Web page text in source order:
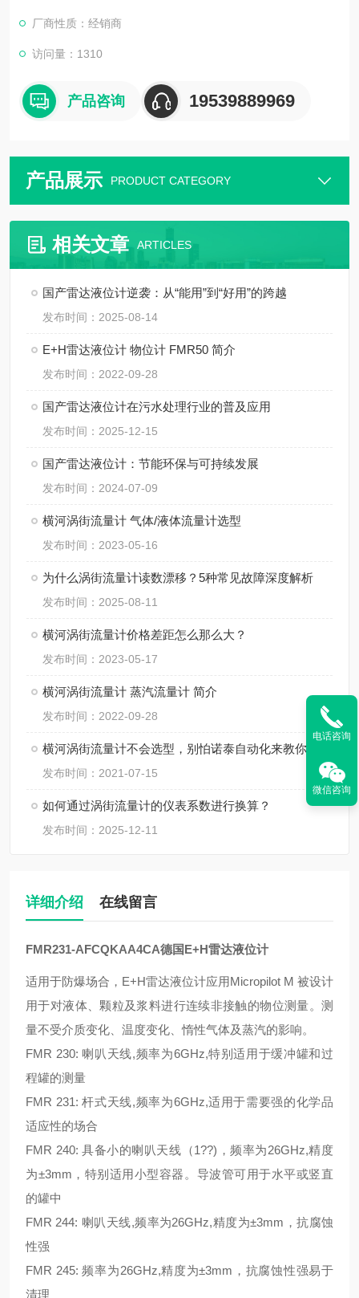
厂商性质：经销商
访问量：1310
产品咨询 19539889969
产品展示 PRODUCT CATEGORY
相关文章 ARTICLES
国产雷达液位计逆袭：从“能用”到“好用”的跨越
发布时间：2025-08-14
E+H雷达液位计 物位计 FMR50 简介
发布时间：2022-09-28
国产雷达液位计在污水处理行业的普及应用
发布时间：2025-12-15
国产雷达液位计：节能环保与可持续发展
发布时间：2024-07-09
横河涡街流量计 气体/液体流量计选型
发布时间：2023-05-16
为什么涡街流量计读数漂移？5种常见故障深度解析
发布时间：2025-08-11
横河涡街流量计价格差距怎么那么大？
发布时间：2023-05-17
横河涡街流量计 蒸汽流量计 简介
发布时间：2022-09-28
横河涡街流量计不会选型，别怕诺泰自动化来教你！
发布时间：2021-07-15
如何通过涡街流量计的仪表系数进行换算？
发布时间：2025-12-11
详细介绍 在线留言
FMR231-AFCQKAA4CA德国E+H雷达液位计
适用于防爆场合， E+H雷达液位计应用Micropilot M 被设计
用于对液体、颗粒及浆料进行连续非接触的物位测量。测
量不受介质变化、温度变化、惰性气体及蒸汽的影响。
FMR 230: 喇叭天线,频率为6GHz,特别适用于缓冲罐和过
程罐的测量
FMR 231: 杆式天线,频率为6GHz,适用于需要强的化学品
适应性的场合
FMR 240: 具备小的喇叭天线（1??)，频率为26GHz,精度
为±3mm，特别适用小型容器。导波管可用于水平或竖直
的罐中
FMR 244: 喇叭天线,频率为26GHz,精度为±3mm，抗腐蚀
性强
FMR 245: 频率为26GHz,精度为±3mm，抗腐蚀性强易于
清理
电话咨询
微信咨询